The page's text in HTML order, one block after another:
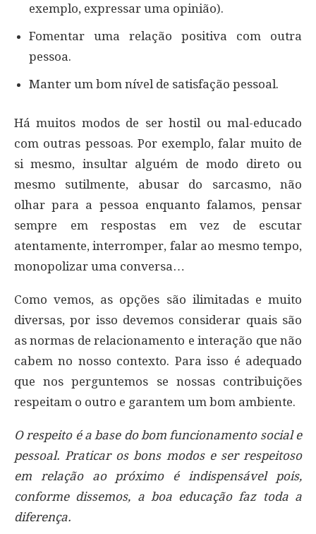
exemplo, expressar uma opinião).
Fomentar uma relação positiva com outra
pessoa.
Manter um bom nível de satisfação pessoal.
Há muitos modos de ser hostil ou mal-educado
com outras pessoas. Por exemplo, falar muito de
si mesmo, insultar alguém de modo direto ou
mesmo sutilmente, abusar do sarcasmo, não
olhar para a pessoa enquanto falamos, pensar
sempre em respostas em vez de escutar
atentamente, interromper, falar ao mesmo tempo,
monopolizar uma conversa…
Como vemos, as opções são ilimitadas e muito
diversas, por isso devemos considerar quais são
as normas de relacionamento e interação que não
cabem no nosso contexto. Para isso é adequado
que nos perguntemos se nossas contribuições
respeitam o outro e garantem um bom ambiente.
O respeito é a base do bom funcionamento social e
pessoal. Praticar os bons modos e ser respeitoso
em relação ao próximo é indispensável pois,
conforme dissemos, a boa educação faz toda a
diferença.